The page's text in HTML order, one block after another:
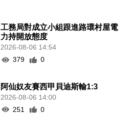
工務局對成立小組跟進路環村屋電
力持開放態度
2026-08-06 14:54
379
0
阿仙奴友賽西甲貝迪斯輸1:3
2026-08-06 14:00
251
0